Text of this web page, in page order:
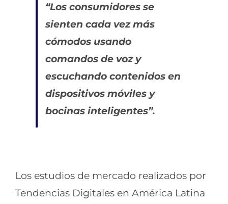
“Los consumidores se
sienten cada vez más
cómodos usando
comandos de voz y
escuchando contenidos en
dispositivos móviles y
bocinas inteligentes”.
Los estudios de mercado realizados por
Tendencias Digitales en América Latina